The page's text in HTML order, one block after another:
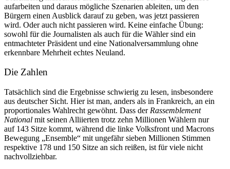
aufar­beiten und daraus mögliche Szenarien ableiten, um den
Bürgern einen Ausblick darauf zu geben, was jetzt passieren
wird. Oder auch nicht passieren wird. Keine einfache Übung:
sowohl für die Journa­listen als auch für die Wähler sind ein
entmach­teter Präsident und eine Natio­nal­ver­sammlung ohne
erkennbare Mehrheit echtes Neuland.
Die Zahlen
Tatsächlich sind die Ergeb­nisse schwierig zu lesen, insbe­sondere
aus deutscher Sicht. Hier ist man, anders als in Frank­reich, an ein
propor­tio­nales Wahlrecht gewöhnt. Dass der Rassem­blement
National mit seinen Alliierten trotz zehn Millionen Wählern nur
auf 143 Sitze kommt, während die linke Volks­front und Macrons
Bewegung „Ensemble“ mit ungefähr sieben Millionen Stimmen
respektive 178 und 150 Sitze an sich reißen, ist für viele nicht
nachvollziehbar.